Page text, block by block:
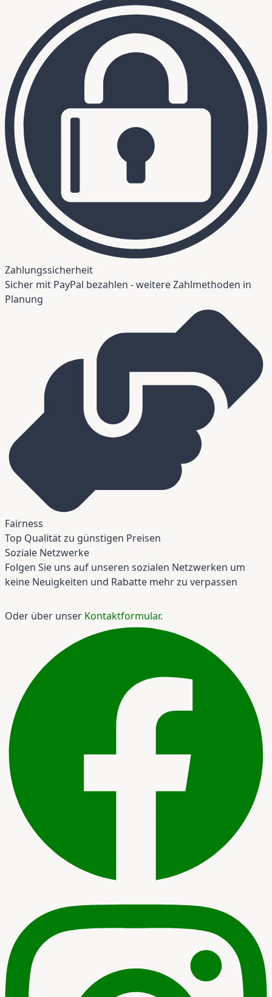
Zahlungssicherheit
Sicher mit PayPal bezahlen - weitere Zahlmethoden in
Planung
Fairness
Top Qualität zu günstigen Preisen
Soziale Netzwerke
Folgen Sie uns auf unseren sozialen Netzwerken um
keine Neuigkeiten und Rabatte mehr zu verpassen
Oder über unser Kontaktformular.